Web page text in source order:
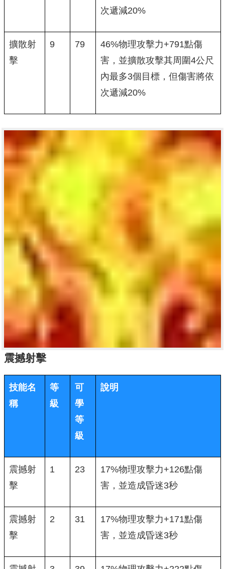
次遞減20%
擴散射
擊
9 79
46%物理攻擊力+791點傷
害，並擴散攻擊其周圍4公尺
內最多3個目標，但傷害將依
次遞減20%
震撼射擊
技能名
稱
等
級
可
學
等
級
說明
震撼射
擊
1 23
17%物理攻擊力+126點傷
害，並造成昏迷3秒
震撼射
擊
2 31
17%物理攻擊力+171點傷
害，並造成昏迷3秒